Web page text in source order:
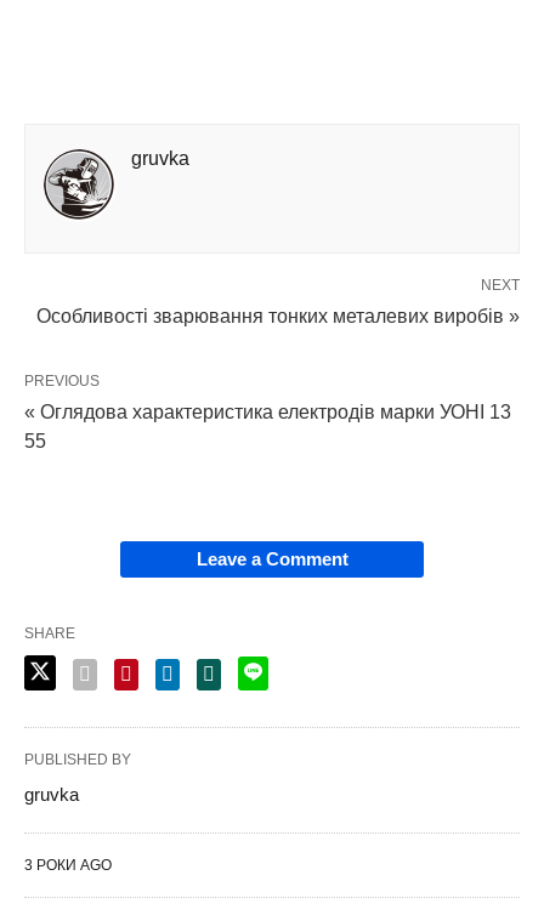
gruvka
NEXT
Особливості зварювання тонких металевих виробів »
PREVIOUS
« Оглядова характеристика електродів марки УОНІ 13
55
Leave a Comment
SHARE
PUBLISHED BY
gruvka
3 РОКИ AGO